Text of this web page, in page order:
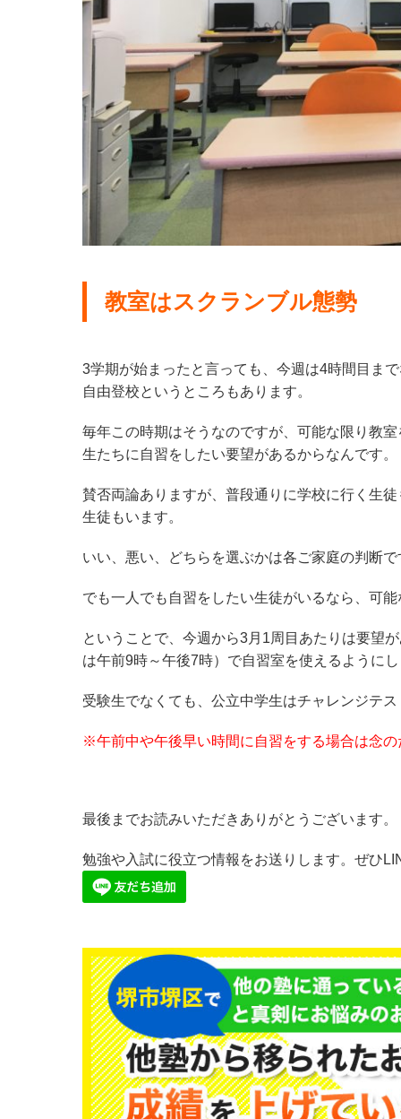
教室はスクランブル態勢
3学期が始まったと言っても、今週は4時間目ま
自由登校というところもあります。
毎年この時期はそうなのですが、可能な限り教
生たちに自習をしたい要望があるからなんです。
賛否両論ありますが、普段通りに学校に行く生
生徒もいます。
いい、悪い、どちらを選ぶかは各ご家庭の判断で
でも一人でも自習をしたい生徒がいるなら、可
ということで、今週から3月1周目あたりは要望
は午前9時～午後7時）で自習室を使えるように
受験生でなくても、公立中学生はチャレンジテ
※午前中や午後早い時間に自習をする場合は念
最後までお読みいただきありがとうございます。
勉強や入試に役立つ情報をお送りします。ぜひ